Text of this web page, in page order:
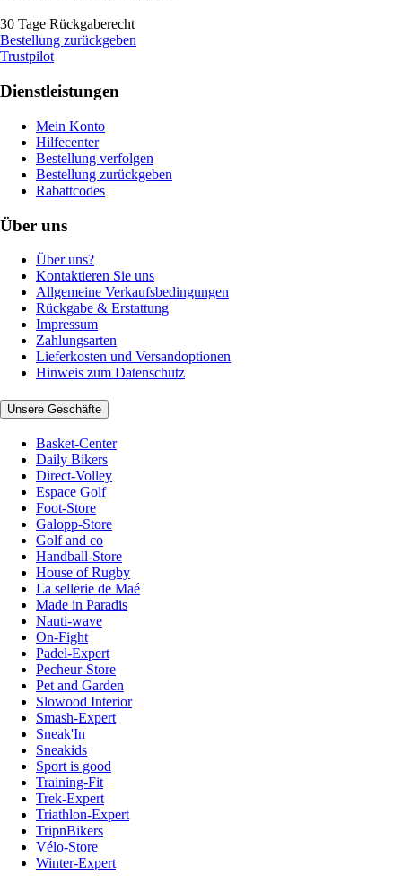
30 Tage Rückgaberecht
Bestellung zurückgeben
Trustpilot
Dienstleistungen
Mein Konto
Hilfecenter
Bestellung verfolgen
Bestellung zurückgeben
Rabattcodes
Über uns
Über uns?
Kontaktieren Sie uns
Allgemeine Verkaufsbedingungen
Rückgabe & Erstattung
Impressum
Zahlungsarten
Lieferkosten und Versandoptionen
Hinweis zum Datenschutz
Unsere Geschäfte
Basket-Center
Daily Bikers
Direct-Volley
Espace Golf
Foot-Store
Galopp-Store
Golf and co
Handball-Store
House of Rugby
La sellerie de Maé
Made in Paradis
Nauti-wave
On-Fight
Padel-Expert
Pecheur-Store
Pet and Garden
Slowood Interior
Smash-Expert
Sneak'In
Sneakids
Sport is good
Training-Fit
Trek-Expert
Triathlon-Expert
TripnBikers
Vélo-Store
Winter-Expert